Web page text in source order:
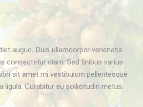
augue. Duis ullamcorper venenatis
consectetur diam. Sed finibus varius
sit amet mi vestibulum pellentesque
ligula. Curabitur eu sollicitudin metus.